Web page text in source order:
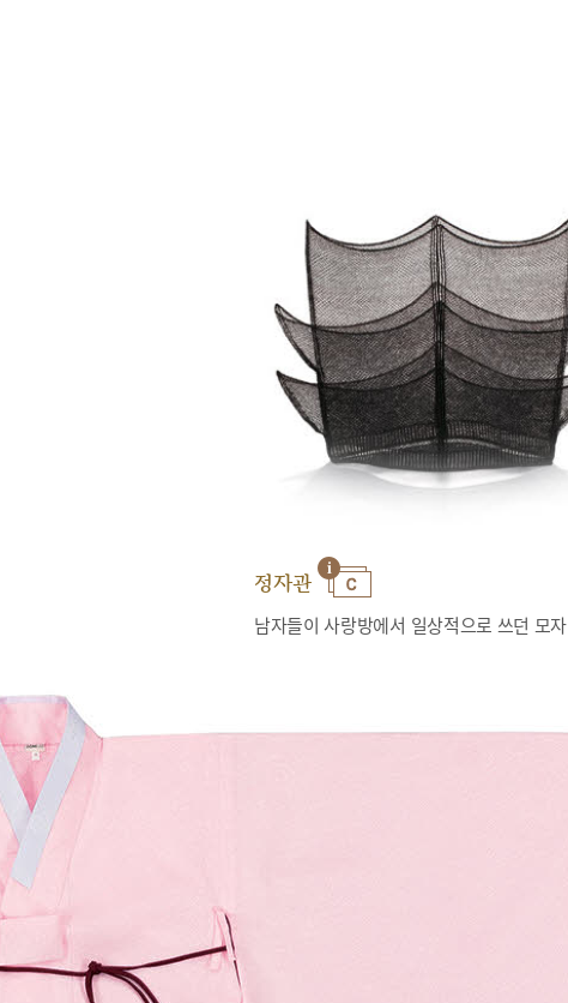
정자관
남자들이 사랑방에서 일상적으로 쓰던 모자